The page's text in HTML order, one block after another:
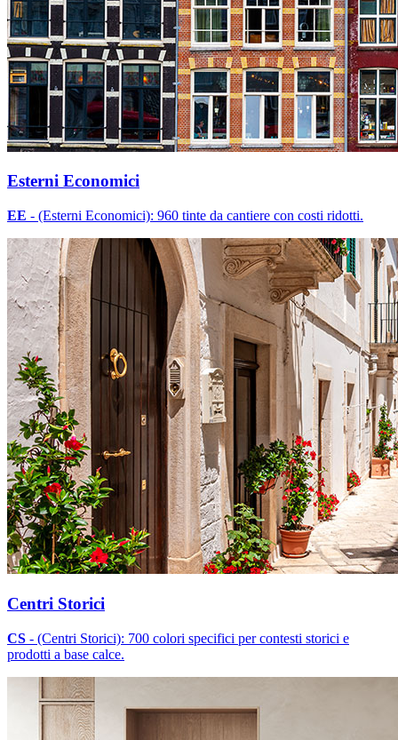
Esterni Economici
EE - (Esterni Economici): 960 tinte da cantiere con costi ridotti.
Centri Storici
CS - (Centri Storici): 700 colori specifici per contesti storici e
prodotti a base calce.